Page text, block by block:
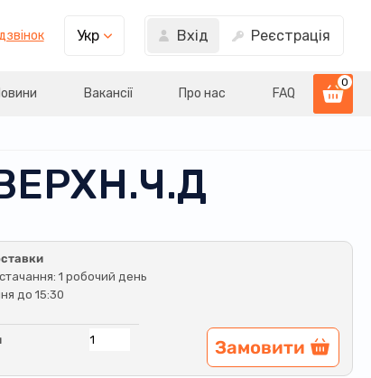
Укр Вхід Реєстрація
Вакансії Про нас FAQ
0
1 робочий день
до 15:30
Замовити